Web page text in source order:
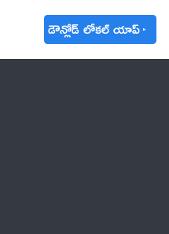
డౌన్లోడ్ లోకల్ యాప్